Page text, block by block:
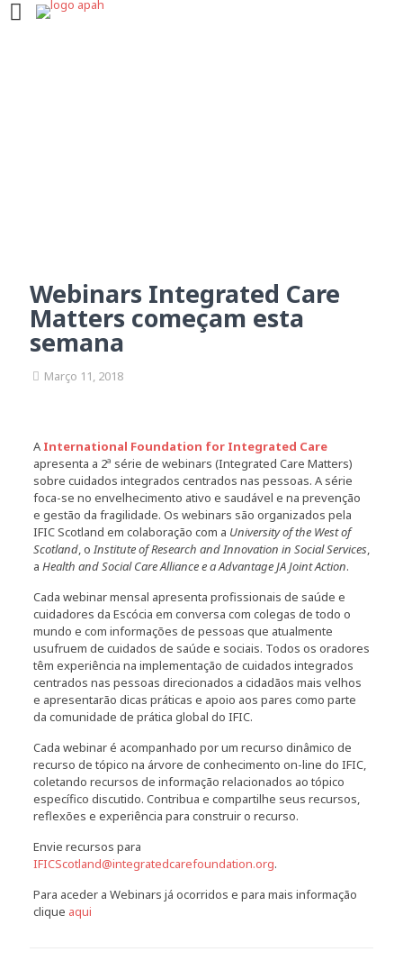
Webinars Integrated Care
Matters começam esta
semana
Março 11, 2018
A International Foundation for Integrated Care
apresenta a 2ª série de webinars (Integrated Care Matters)
sobre cuidados integrados centrados nas pessoas. A série
foca-se no envelhecimento ativo e saudável e na prevenção
e gestão da fragilidade. Os webinars são organizados pela
IFIC Scotland em colaboração com a University of the West of
Scotland, o Institute of Research and Innovation in Social Services,
a Health and Social Care Alliance e aAdvantage JA Joint Action.
Cada webinar mensal apresenta profissionais de saúde e
cuidadores da Escócia em conversa com colegas de todo o
mundo e com informações de pessoas que atualmente
usufruem de cuidados de saúde e sociais. Todos os oradores
têm experiência na implementação de cuidados integrados
centrados nas pessoas direcionados a cidadãos mais velhos
e apresentarão dicas práticas e apoio aos pares como parte
da comunidade de prática global do IFIC.
Cada webinar é acompanhado por um recurso dinâmico de
recurso de tópico na árvore de conhecimento on-line do IFIC,
coletando recursos de informação relacionados ao tópico
específico discutido. Contribua e compartilhe seus recursos,
reflexões e experiência para construir o recurso.
Envie recursos para
IFICScotland@integratedcarefoundation.org.
Para aceder a Webinars já ocorridos e para mais informação
clique aqui